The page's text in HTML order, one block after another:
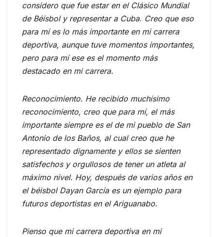
considero que fue estar en el Clásico Mundial
de Béisbol y representar a Cuba. Creo que eso
para mí es lo más importante en mi carrera
deportiva, aunque tuve momentos importantes,
pero para mí ese es el momento más
destacado en mi carrera.
Reconocimiento. He recibido muchísimo
reconocimiento, creo que para mí, el más
importante siempre es el de mi pueblo de San
Antonio de los Baños, al cual creo que he
representado dignamente y ellos se sienten
satisfechos y orgullosos de tener un atleta al
máximo nivel. Hoy, después de varios años en
el béisbol Dayan García es un ejemplo para
futuros deportistas en el Ariguanabo.
Pienso que mi carrera deportiva en mi